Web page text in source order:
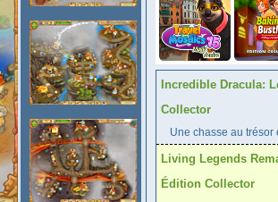
Incredible Dracula:
Collector
Une chasse au trésor
Living Legends
Édition Collector